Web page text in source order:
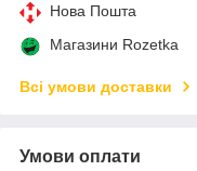
Нова Пошта
Магазини Rozetka
Всі умови доставки
Умови оплати